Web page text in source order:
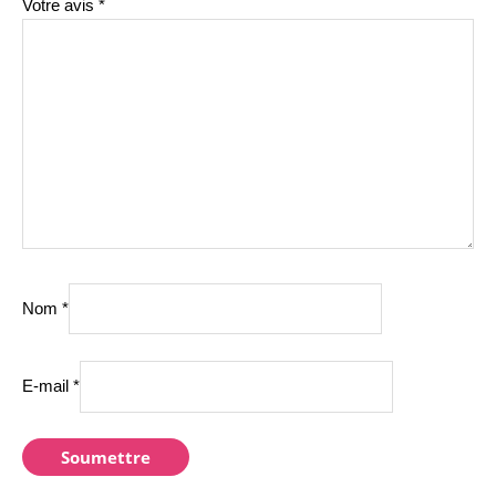
Votre avis *
Nom *
E-mail *